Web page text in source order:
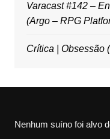
Varacast #142 –
(Argo – RPG
Crítica | Obsessão
Nenhum suíno foi alvo